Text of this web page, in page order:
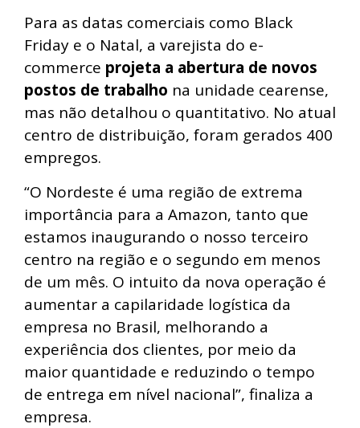
Para as datas comerciais como Black
Friday e o Natal, a varejista do e-
commerce projeta a abertura de novos
postos de trabalho na unidade cearense,
mas não detalhou o quantitativo. No atual
centro de distribuição, foram gerados 400
empregos.
“O Nordeste é uma região de extrema
importância para a Amazon, tanto que
estamos inaugurando o nosso terceiro
centro na região e o segundo em menos
de um mês. O intuito da nova operação é
aumentar a capilaridade logística da
empresa no Brasil, melhorando a
experiência dos clientes, por meio da
maior quantidade e reduzindo o tempo
de entrega em nível nacional”, finaliza a
empresa.